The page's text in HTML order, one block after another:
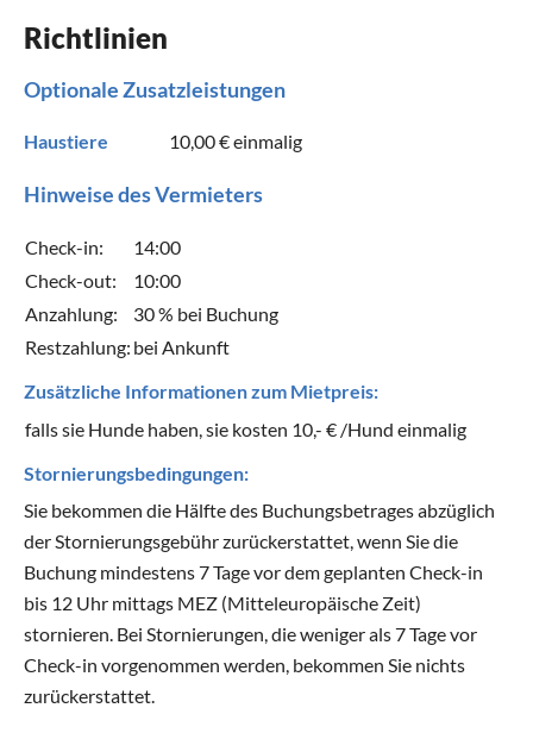
Richtlinien
Optionale Zusatzleistungen
Haustiere 10,00 €einmalig
Hinweise des Vermieters
Check-in:
14:00
Check-out:
10:00
Anzahlung:
30 % bei Buchung
Restzahlung: bei Ankunft
Zusätzliche Informationen zum Mietpreis:
falls sie Hunde haben, sie kosten 10,- € /Hund einmalig
Stornierungsbedingungen:
Sie bekommen die Hälfte des Buchungsbetrages abzüglich
der Stornierungsgebühr zurückerstattet, wenn Sie die
Buchung mindestens 7 Tage vor dem geplanten Check-in
bis 12 Uhr mittags MEZ (Mitteleuropäische Zeit)
stornieren. Bei Stornierungen, die weniger als 7 Tage vor
Check-in vorgenommen werden, bekommen Sie nichts
zurückerstattet.